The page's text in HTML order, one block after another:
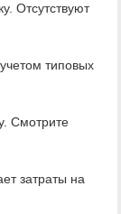
Отсутствуют
типовых
Смотрите
затраты на